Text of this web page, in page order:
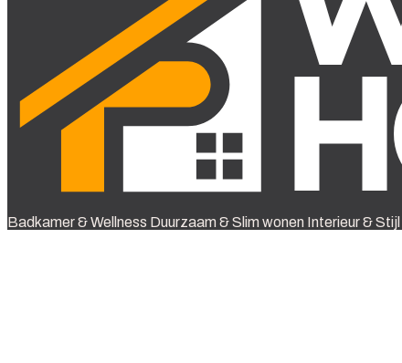
Badkamer & Wellness Duurzaam & Slim wonen Interieur & Stijl